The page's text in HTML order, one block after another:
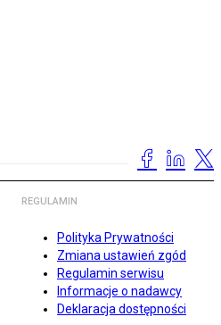
REGULAMIN
Polityka Prywatności
Zmiana ustawień zgód
Regulamin serwisu
Informacje o nadawcy
Deklaracja dostępności